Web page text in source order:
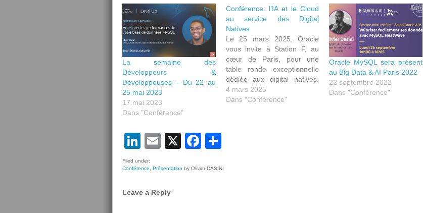
La semaine des
Développeurs &
Développeuses – Du 22 au
25 mai 2023
17 mai 2023
Dans "Conférence"
Conférence: l’IA et le Cloud
au service des Digital
Natives
Le 25 mars 2025, Oracle
vous invite à Station F, au
cœur de Paris, pour une
table ronde exceptionnelle
dédiée aux digital natives.
Cet événement
incontournable explore les
4 mars 2025
Dans "Conférence"
Oracle MySQL sera présent
au Big Data & AI Paris 2022
22 septembre 2022
Dans "Conférence"
LinkedIn
Email
X Facebook
Filed under:
Conférence
Présentation by Olivier DASINI
Leave a Reply